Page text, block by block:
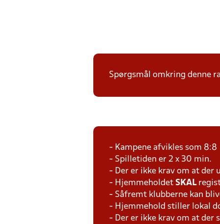
Spørgsmål omkring denne
- Kampene afvikles som 8:8
- Spilletiden er 2 x 30 min.
- Der er ikke krav om at der
- Hjemmeholdet SKAL
- Såfremt klubberne kan
- Hjemmehold stiller lokal
- Der er ikke krav om at